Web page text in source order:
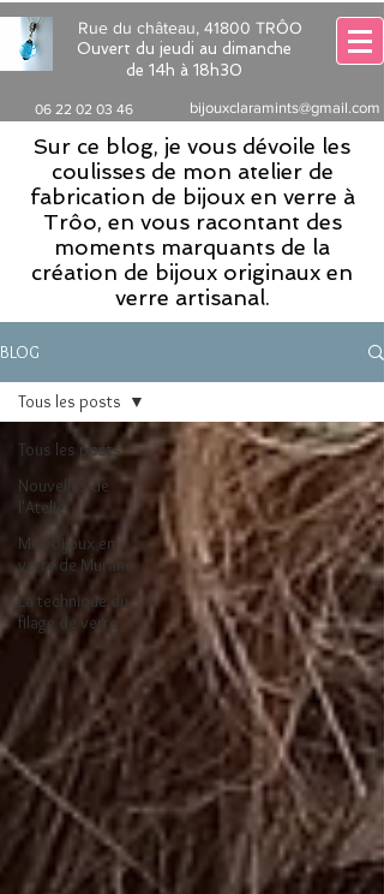
Rue du château, 41800 TRÔO
Ouvert du jeudi au dimanche
de 14h à 18h30
06 22 02 03 46 bijouxclaramints@gmail.com
Sur ce blog, je vous dévoile les
coulisses de mon atelier de
fabrication de bijoux en verre à
Trôo, en vous racontant des
moments marquants de la
création de bijoux originaux en
verre artisanal.
BLOG
Tous les posts
Nouvelles de
l'Atelier
Mes bijoux en
verre de Murano
La technique du
filage de verre
Tous les posts